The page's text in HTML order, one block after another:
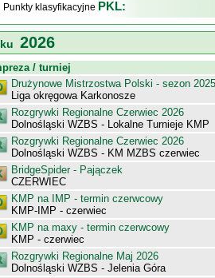
Punkty klasyfikacyjne PKL:
2026
/ turniej
Drużynowe Mistrzostwa Polski - sezon
Liga okręgowa Karkonosze
Rozgrywki Regionalne Czerwiec 2026
Dolnośląski WZBS - Lokalne Turnieje KMP
Rozgrywki Regionalne Czerwiec 2026
Dolnośląski WZBS - KM MZBS czerwiec
BridgeSpider - Pajączek
CZERWIEC
KMP na IMP - termin czerwcowy
KMP-IMP - czerwiec
KMP na maxy - termin czerwcowy
KMP - czerwiec
Rozgrywki Regionalne Maj 2026
Dolnośląski WZBS - Jelenia Góra